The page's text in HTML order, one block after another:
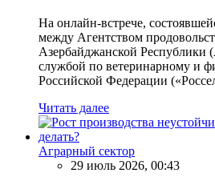
На онлайн-встрече,
между Агентством
Азербайджанской
службой по ветеринарному и
Российской Федерации
Читать далее
Аграрный сектор
29 июль 2026, 00:43